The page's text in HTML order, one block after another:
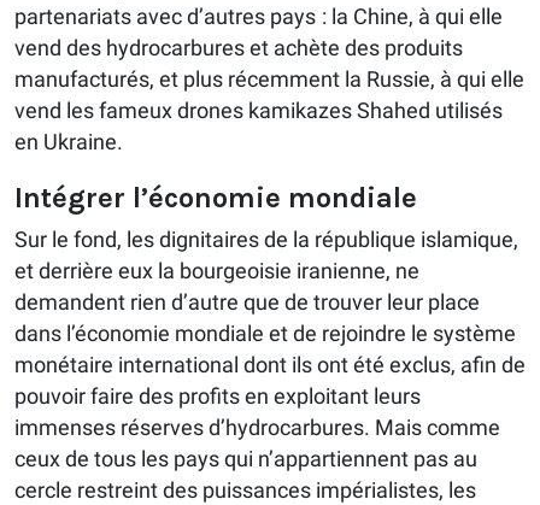
partenariats avec d’autres pays : la Chine, à qui elle
vend des hydrocarbures et achète des produits
manufacturés, et plus récemment la Russie, à qui elle
vend les fameux drones kamikazes Shahed utilisés
en Ukraine.
Intégrer l’économie mondiale
Sur le fond, les dignitaires de la république islamique,
et derrière eux la bourgeoisie iranienne, ne
demandent rien d’autre que de trouver leur place
dans l’économie mondiale et de rejoindre le système
monétaire international dont ils ont été exclus, afin de
pouvoir faire des profits en exploitant leurs
immenses réserves d’hydrocarbures. Mais comme
ceux de tous les pays qui n’appartiennent pas au
cercle restreint des puissances impérialistes, les